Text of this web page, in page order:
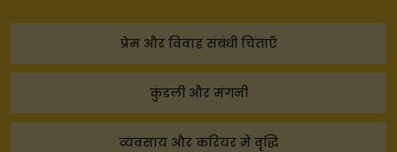
प्रेम और विवाह संबंधी चिंताएँ
कुंडली और मंगनी
व्यवसाय और करियर में वृद्धि